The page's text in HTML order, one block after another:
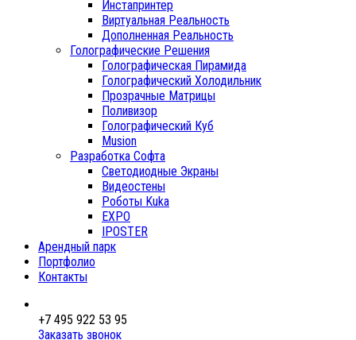
Инстапринтер
Виртуальная Реальность
Дополненная Реальность
Голографические Решения
Голографическая Пирамида
Голографический Холодильник
Прозрачные Матрицы
Поливизор
Голографический Куб
Musion
Разработка Софта
Светодиодные Экраны
Видеостены
Роботы Kuka
EXPO
IPOSTER
Арендный парк
Портфолио
Контакты
+7 495 922 53 95
Заказать звонок